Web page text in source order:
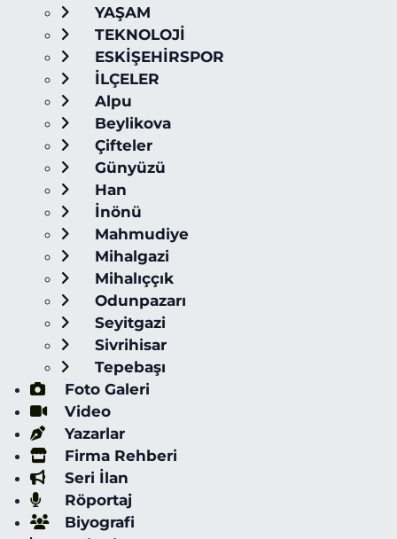
YAŞAM
TEKNOLOJİ
ESKİŞEHİRSPOR
İLÇELER
Alpu
Beylikova
Çifteler
Günyüzü
Han
İnönü
Mahmudiye
Mihalgazi
Mihalıççık
Odunpazarı
Seyitgazi
Sivrihisar
Tepebaşı
Foto Galeri
Video
Yazarlar
Firma Rehberi
Seri İlan
Röportaj
Biyografi